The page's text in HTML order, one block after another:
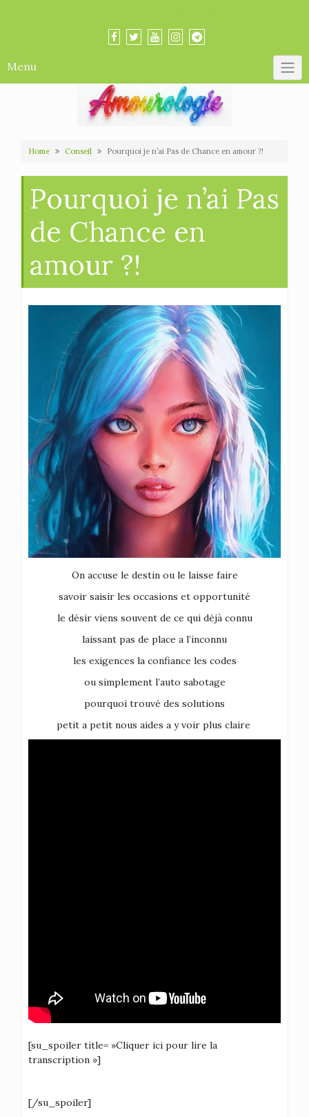
Menu
Home Conseil Pourquoi je n’ai Pas de Chance en amour ?!
Pourquoi je n’ai Pas
de Chance en
amour ?!
On accuse le destin ou le laisse faire
savoir saisir les occasions et opportunité
le désir viens souvent de ce qui déjà connu
laissant pas de place a l’inconnu
les exigences la confiance les codes
ou simplement l’auto sabotage
pourquoi trouvé des solutions
petit a petit nous aides a y voir plus claire
[su_spoiler title= »Cliquer ici pour lire la
transcription »]
[/su_spoiler]